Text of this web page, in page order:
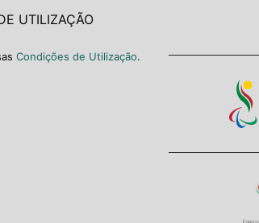
UTILIZAÇÃO
Condições de Utilização.